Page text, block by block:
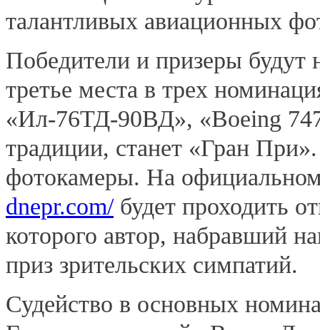
талантливых авиационных
Победители и призеры будут
третье места в трех
«Ил-76ТД-90ВД», «Boeing
традиции, станет «Гран
фотокамеры. На
dnepr.com/будет проходить
которого автор, набравший
приз зрительских симпатий.
Судейство в основных